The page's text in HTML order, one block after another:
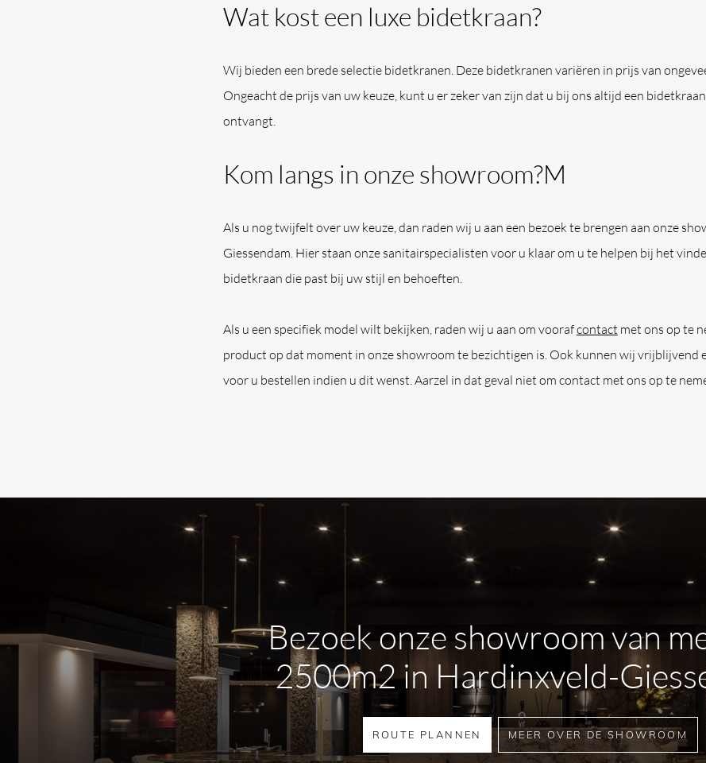
Wat kost een luxe bidetkraan?
Wij bieden een brede selectie bidetkranen. Deze bidetkranen variëren in prijs van
Ongeacht de prijs van uw keuze, kunt u er zeker van zijn dat u bij ons altijd een
ontvangt.
Kom langs in onze showroom?M
Als u nog twijfelt over uw keuze, dan raden wij u aan een bezoek te brengen aan onze
Giessendam. Hier staan onze sanitairspecialisten voor u klaar om u te helpen bij het
bidetkraan die past bij uw stijl en behoeften.
Als u een specifiek model wilt bekijken, raden wij u aan om voorafcontact met ons op te
product op dat moment in onze showroom te bezichtigen is. Ook kunnen wij vrijblijvend
voor u bestellen indien u dit wenst. Aarzel in dat geval niet om contact met ons op te
Bezoek onze showroom van
2500m2 in Hardinxveld-
ROUTE PLANNEN MEER OVER DE SHOWROOM